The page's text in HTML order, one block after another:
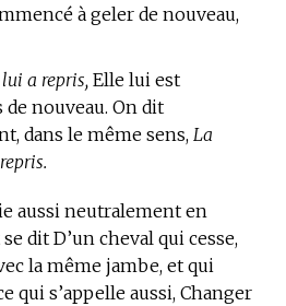
à geler de nouveau,
a repris, Elle lui est
nouveau. On dit
dans le même sens, La
aussi neutralement en
dit D’un cheval qui cesse,
la même jambe, et qui
qui s’appelle aussi, Changer